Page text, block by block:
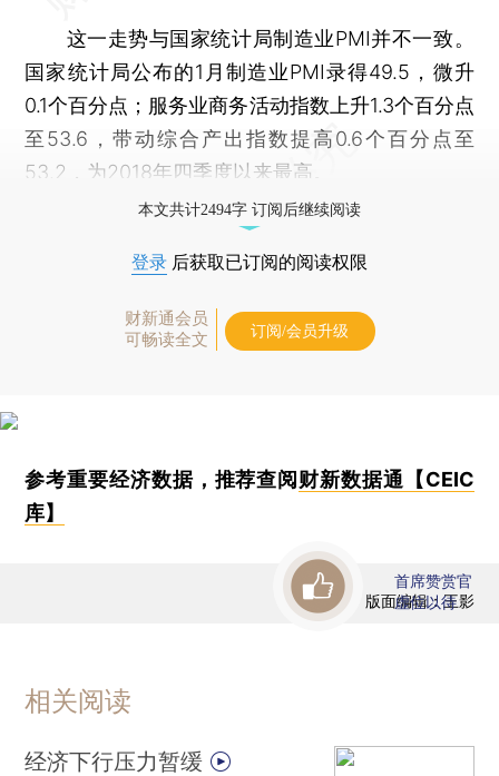
这一走势与国家统计局制造业PMI并不一致。
国家统计局公布的1月制造业PMI录得49.5，微升
0.1个百分点；服务业商务活动指数上升1.3个百分点
至53.6，带动综合产出指数提高0.6个百分点至
53.2，为2018年四季度以来最高。
本文共计2494字 订阅后继续阅读
登录 后获取已订阅的阅读权限
财新通会员
可畅读全文
订阅/会员升级
参考重要经济数据，推荐查阅 财新数据通【CEIC
库】
版面编辑：王影
首席赞赏官
虚位以待
相关阅读
经济下行压力暂缓